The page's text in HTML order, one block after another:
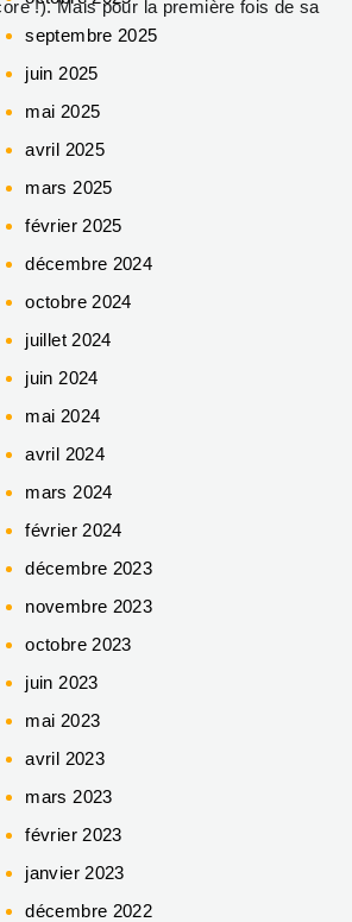
!). Mais pour la première fois de sa
septembre 2025
juin 2025
mai 2025
avril 2025
mars 2025
février 2025
décembre 2024
octobre 2024
juillet 2024
juin 2024
mai 2024
avril 2024
mars 2024
février 2024
décembre 2023
novembre 2023
octobre 2023
juin 2023
mai 2023
avril 2023
mars 2023
février 2023
janvier 2023
décembre 2022